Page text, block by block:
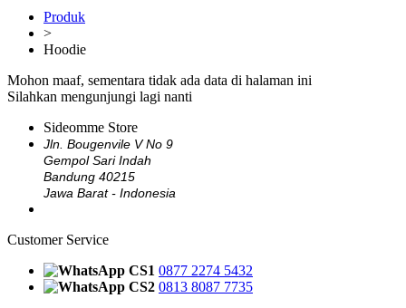
Produk
>
Hoodie
Mohon maaf, sementara tidak ada data di halaman ini
Silahkan mengunjungi lagi nanti
Sideomme Store
Jln. Bougenvile V No 9
Gempol Sari Indah
Bandung 40215
Jawa Barat - Indonesia
Customer Service
CS1 0877 2274 5432
CS2 0813 8087 7735